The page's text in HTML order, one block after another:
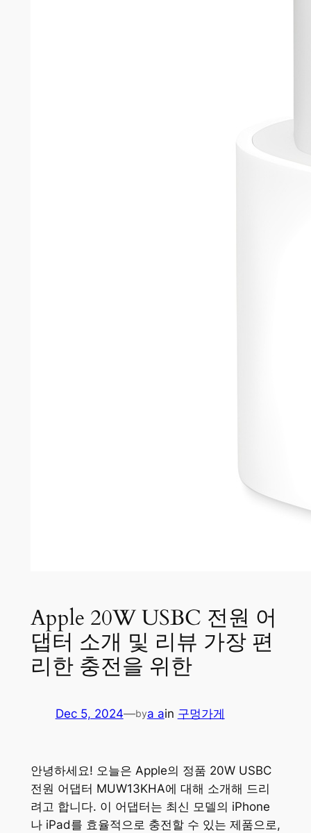
Apple 20W USBC 전원 어
댑터 소개 및 리뷰 가장 편
리한 충전을 위한
Dec 5, 2024—bya ain 구멍가게
안녕하세요! 오늘은 Apple의 정품 20W USBC
전원 어댑터 MUW13KHA에 대해 소개해 드리
려고 합니다. 이 어댑터는 최신 모델의 iPhone
나 iPad를 효율적으로 충전할 수 있는 제품으로,